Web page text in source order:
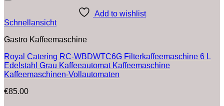
Add to wishlist
Schnellansicht
Gastro Kaffeemaschine
Royal Catering RC-WBDWTC6G Filterkaffeemaschine 6 L
Edelstahl Grau Kaffeeautomat Kaffeemaschine
Kaffeemaschinen-Vollautomaten
€85.00